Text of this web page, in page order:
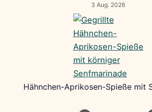
3 Aug. 2026
Hähnchen-Aprikosen-Spieße mit